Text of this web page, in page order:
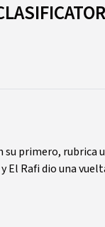
primero, rubrica
El Rafi dio una